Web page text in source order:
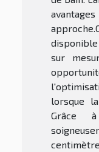
disponible
sur
lorsque
Grâce